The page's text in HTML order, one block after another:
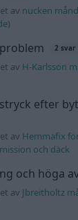
av nucken
2 svar
av H-Karlsson
efter
av Hemmafix
och däck
och höga
av Jbreitholtz